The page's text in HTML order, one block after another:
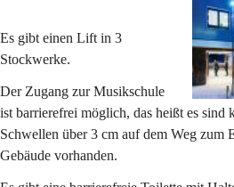
Es gibt einen Lift in 3
Stockwerke.
Der Zugang zur Musikschule
ist barrierefrei möglich, das heißt es sind
Schwellen über 3 cm auf dem Weg zum
Gebäude vorhanden.